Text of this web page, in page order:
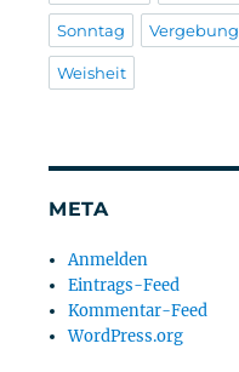
Sonntag Vergebung
Weisheit
META
Anmelden
Eintrags-Feed
Kommentar-Feed
WordPress.org